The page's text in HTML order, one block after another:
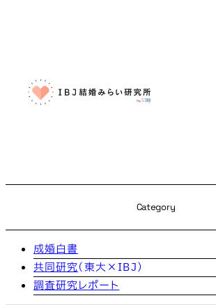
Category
成婚白書
共同研究（東大×IBJ）
調査研究レポート